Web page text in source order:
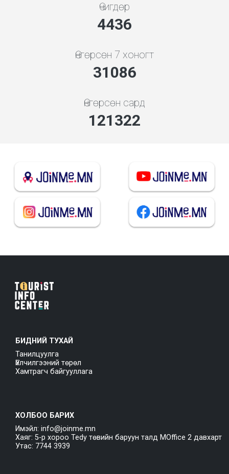
Өчигдөр
4778
Өнгөрсөн 7 хоногт
33478
Өнгөрсөн сард
130655
БИДНИЙ ТУХАЙ
Танилцуулга
Үйлчилгээний төрөл
Хамтрагч байгууллага
ХОЛБОО БАРИХ
Имэйл: info@joinme.mn
Хаяг: 5-р хороо Tedy төвийн баруун талд MOffice 2 давхарт
Утас: 7744 3939